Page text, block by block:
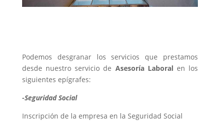
Podemos desgranar los servicios que prestamos
desde nuestro servicio de Asesoría Laboralen los
siguientes epígrafes:
-Seguridad Social
Inscripción de la empresa en la Seguridad Social